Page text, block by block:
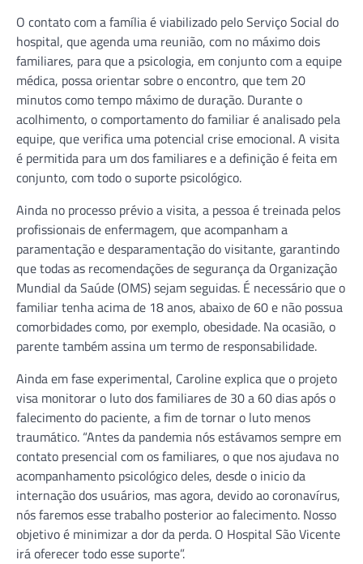
O contato com a família é viabilizado pelo Serviço Social do
hospital, que agenda uma reunião, com no máximo dois
familiares, para que a psicologia, em conjunto com a equipe
médica, possa orientar sobre o encontro, que tem 20
minutos como tempo máximo de duração. Durante o
acolhimento, o comportamento do familiar é analisado pela
equipe, que verifica uma potencial crise emocional. A visita
é permitida para um dos familiares e a definição é feita em
conjunto, com todo o suporte psicológico.
Ainda no processo prévio a visita, a pessoa é treinada pelos
profissionais de enfermagem, que acompanham a
paramentação e desparamentação do visitante, garantindo
que todas as recomendações de segurança da Organização
Mundial da Saúde (OMS) sejam seguidas. É necessário que o
familiar tenha acima de 18 anos, abaixo de 60 e não possua
comorbidades como, por exemplo, obesidade. Na ocasião, o
parente também assina um termo de responsabilidade.
Ainda em fase experimental, Caroline explica que o projeto
visa monitorar o luto dos familiares de 30 a 60 dias após o
falecimento do paciente, a fim de tornar o luto menos
traumático. “Antes da pandemia nós estávamos sempre em
contato presencial com os familiares, o que nos ajudava no
acompanhamento psicológico deles, desde o inicio da
internação dos usuários, mas agora, devido ao coronavírus,
nós faremos esse trabalho posterior ao falecimento. Nosso
objetivo é minimizar a dor da perda. O Hospital São Vicente
irá oferecer todo esse suporte”.